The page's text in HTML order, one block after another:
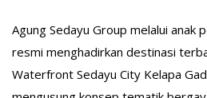
Agung Sedayu Group melalui anak
resmi menghadirkan destinasi
Waterfront Sedayu City Kelapa